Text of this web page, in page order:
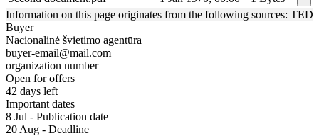
Information on this page originates from the following sources: TED
Buyer
Nacionalinė švietimo agentūra
buyer-email@mail.com
organization number
Open for offers
42 days left
Important dates
8 Jul - Publication date
20 Aug - Deadline